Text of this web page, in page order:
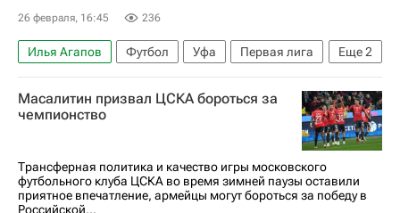
26 февраля, 16:45 236
Еще2
Илья Агапов Футбол Уфа
Первая лига
Уфа
ПФК ЦСКА
Масалитин призвал ЦСКА бороться за
чемпионство
Трансферная политика и качество игры московского
футбольного клуба ЦСКА во время зимней паузы оставили
приятное впечатление, армейцы могут бороться за победу в
Российской...